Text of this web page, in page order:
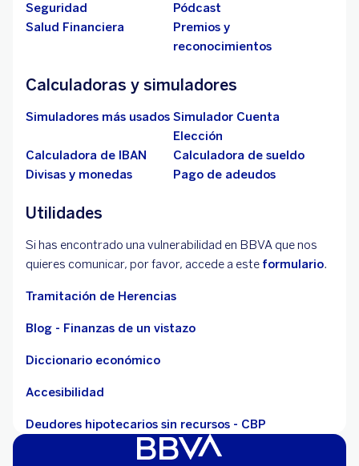
Seguridad
Pódcast
Salud Financiera
Premios y
reconocimientos
Calculadoras y simuladores
Simuladores más usados Simulador Cuenta
Elección
Calculadora de IBAN
Calculadora de sueldo
Divisas y monedas
Pago de adeudos
Utilidades
Si has encontrado una vulnerabilidad en BBVA que nos
quieres comunicar, por favor, accede a este formulario.
Tramitación de Herencias
Blog - Finanzas de un vistazo
Diccionario económico
Accesibilidad
Deudores hipotecarios sin recursos - CBP